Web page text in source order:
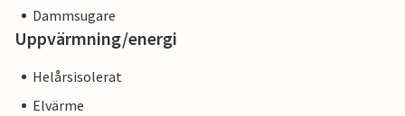
Dammsugare
Uppvärmning/energi
Helårsisolerat
Elvärme